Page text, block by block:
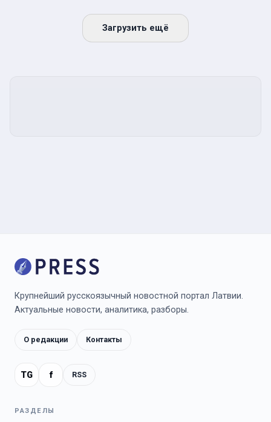
Загрузить ещё
Крупнейший русскоязычный новостной портал Латвии.
Актуальные новости, аналитика, разборы.
О редакции Контакты
TG f RSS
РАЗДЕЛЫ